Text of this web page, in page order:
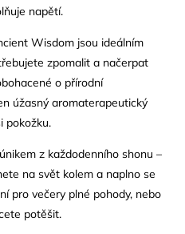
napětí.
Wisdom jsou ideálním
zpomalit a načerpat
o přírodní
úžasný aromaterapeutický
pokožku.
z každodenního shonu –
na svět kolem a naplno se
pro večery plné pohody, nebo
potěšit.